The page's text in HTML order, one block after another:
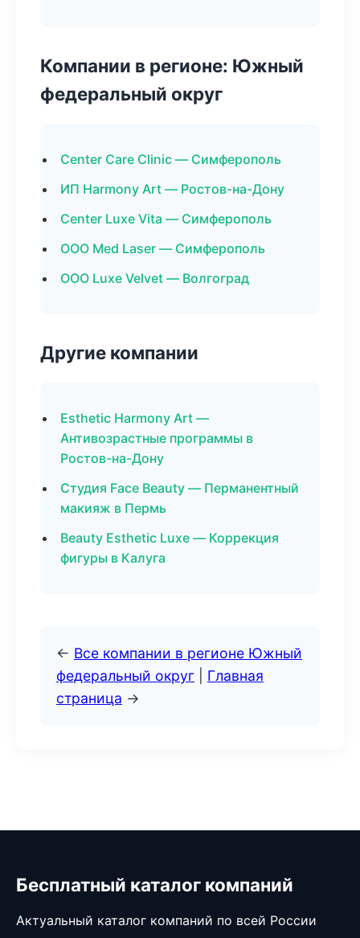
Компании в регионе: Южный
федеральный округ
Center Care Clinic — Симферополь
ИП Harmony Art — Ростов-на-Дону
Center Luxe Vita — Симферополь
ООО Med Laser — Симферополь
ООО Luxe Velvet — Волгоград
Другие компании
Esthetic Harmony Art —
Антивозрастные программы в
Ростов-на-Дону
Студия Face Beauty — Перманентный
макияж в Пермь
Beauty Esthetic Luxe — Коррекция
фигуры в Калуга
← Все компании в регионе Южный
федеральный округ
Главная
страница →
Бесплатный каталог компаний
Актуальный каталог компаний по всей России